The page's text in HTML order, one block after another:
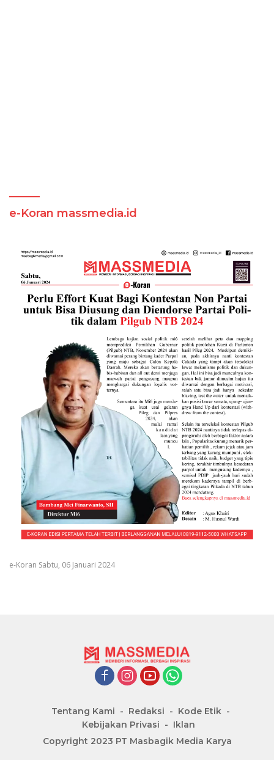
e-Koran massmedia.id
e-Koran Sabtu, 06 Januari 2024
Tentang Kami Redaksi
Kode Etik
Kebijakan Privasi
Iklan
Copyright 2023 PT Masbagik Media Karya